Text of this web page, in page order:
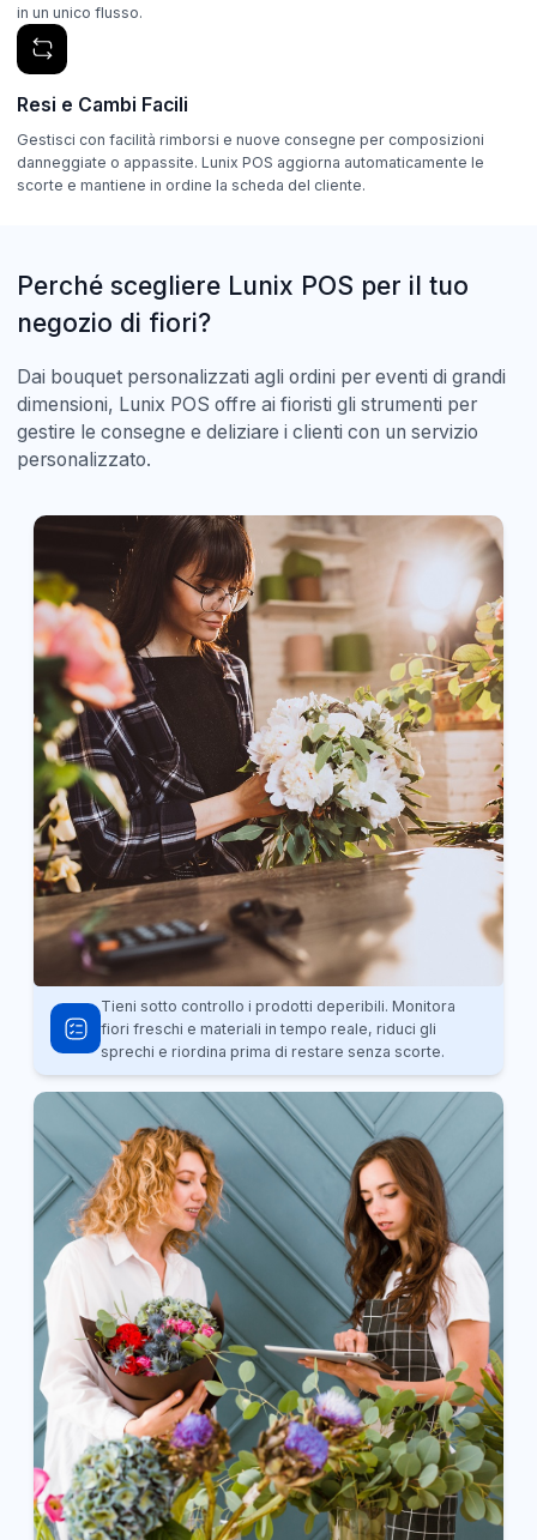
in un unico flusso.
Resi e Cambi Facili
Gestisci con facilità rimborsi e nuove consegne per composizioni
danneggiate o appassite. Lunix POS aggiorna automaticamente le
scorte e mantiene in ordine la scheda del cliente.
Perché scegliere Lunix POS per il tuo
negozio di fiori?
Dai bouquet personalizzati agli ordini per eventi di grandi
dimensioni, Lunix POS offre ai fioristi gli strumenti per
gestire le consegne e deliziare i clienti con un servizio
personalizzato.
Tieni sotto controllo i prodotti deperibili. Monitora
fiori freschi e materiali in tempo reale, riduci gli
sprechi e riordina prima di restare senza scorte.